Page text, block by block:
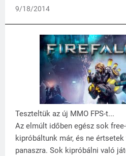
9/18/2014
Teszteltük az új MMO FPS-t...
Az elmúlt időben egész sok
kipróbáltunk már, és ne
panaszra. Sok kipróbálni való